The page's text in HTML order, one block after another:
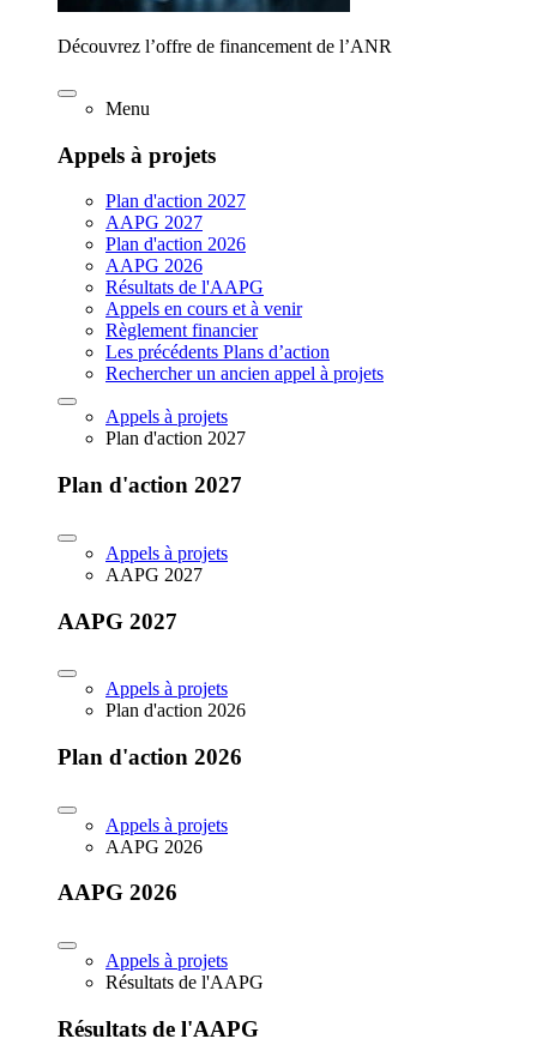
Découvrez l’offre de financement de l’ANR
Menu
Appels à projets
Plan d'action 2027
AAPG 2027
Plan d'action 2026
AAPG 2026
Résultats de l'AAPG
Appels en cours et à venir
Règlement financier
Les précédents Plans d’action
Rechercher un ancien appel à projets
Appels à projets
Plan d'action 2027
Plan d'action 2027
Appels à projets
AAPG 2027
AAPG 2027
Appels à projets
Plan d'action 2026
Plan d'action 2026
Appels à projets
AAPG 2026
AAPG 2026
Appels à projets
Résultats de l'AAPG
Résultats de l'AAPG